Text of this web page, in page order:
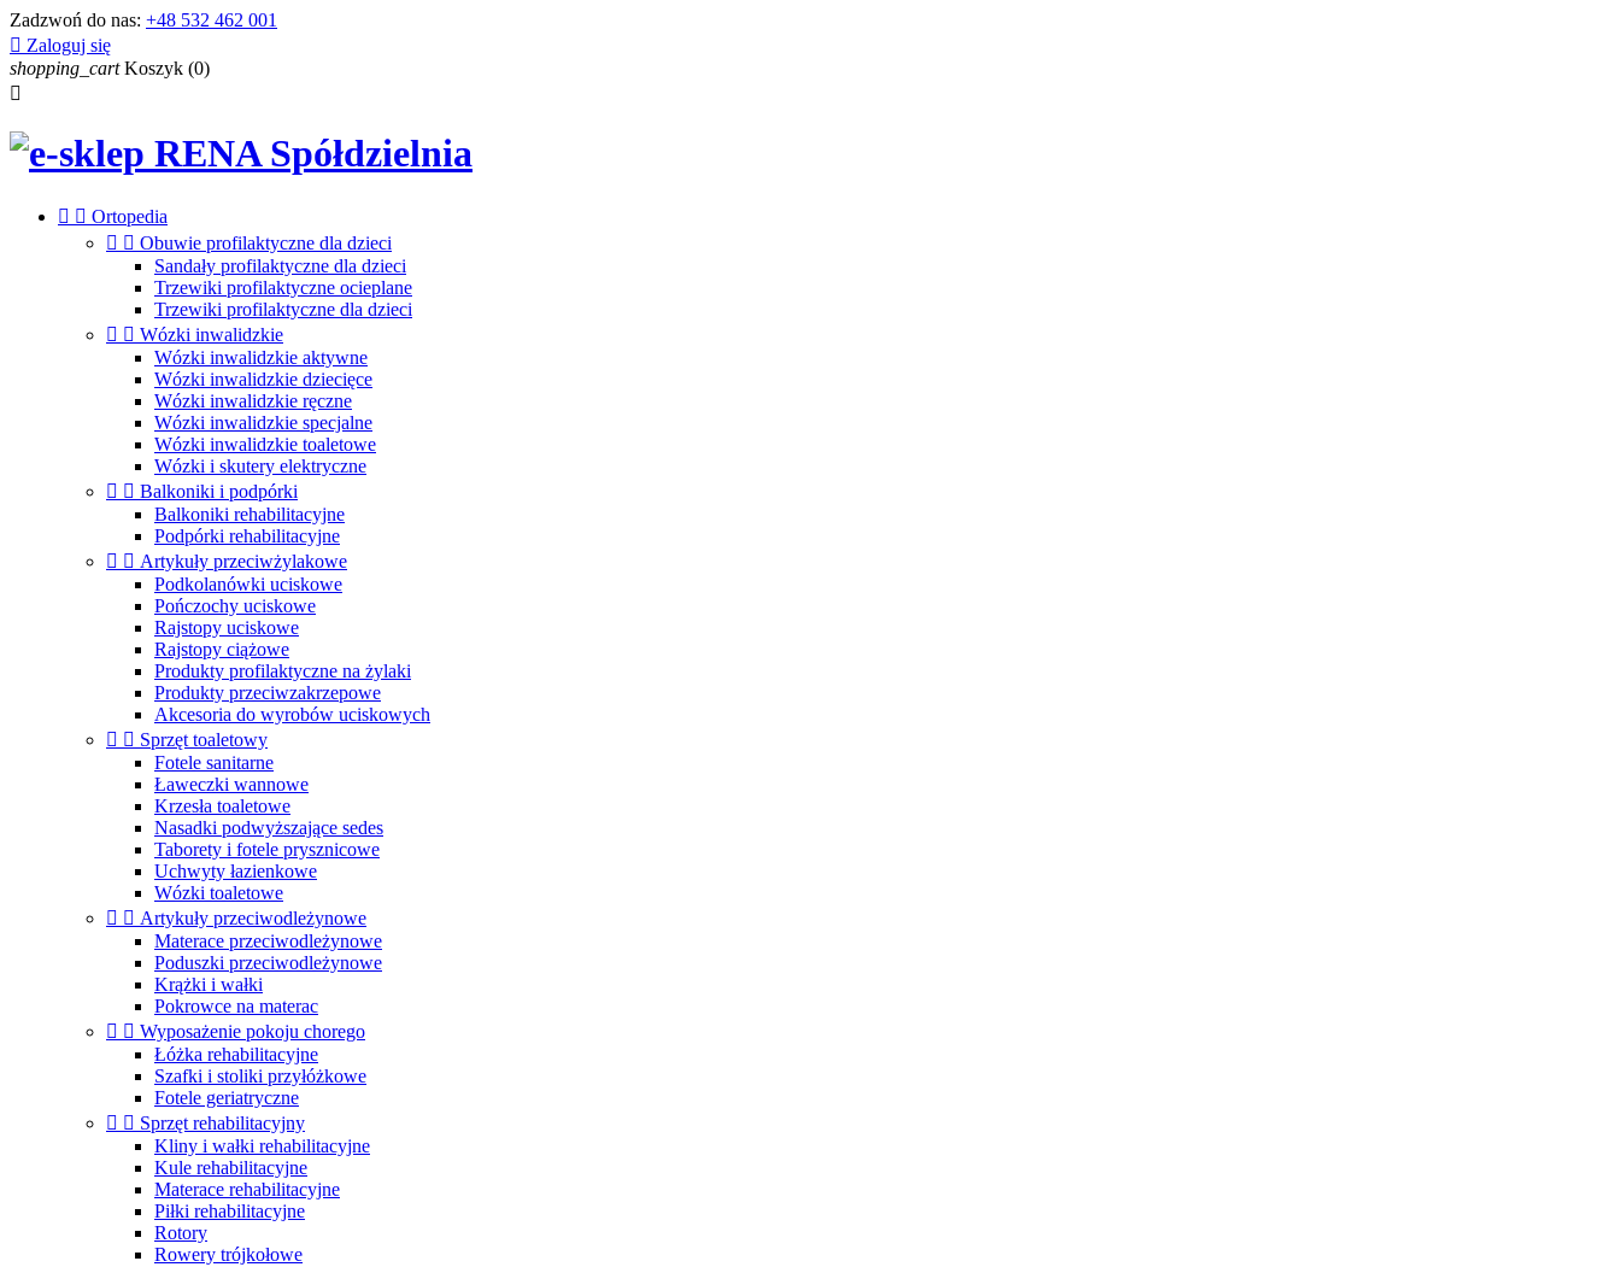
Zadzwoń do nas: +48 532 462 001
 Zaloguj się
shopping_cart Koszyk (0)

  Ortopedia
  Obuwie profilaktyczne dla dzieci
Sandały profilaktyczne dla dzieci
Trzewiki profilaktyczne ocieplane
Trzewiki profilaktyczne dla dzieci
  Wózki inwalidzkie
Wózki inwalidzkie aktywne
Wózki inwalidzkie dziecięce
Wózki inwalidzkie ręczne
Wózki inwalidzkie specjalne
Wózki inwalidzkie toaletowe
Wózki i skutery elektryczne
  Balkoniki i podpórki
Balkoniki rehabilitacyjne
Podpórki rehabilitacyjne
  Artykuły przeciwżylakowe
Podkolanówki uciskowe
Pończochy uciskowe
Rajstopy uciskowe
Rajstopy ciążowe
Produkty profilaktyczne na żylaki
Produkty przeciwzakrzepowe
Akcesoria do wyrobów uciskowych
  Sprzęt toaletowy
Fotele sanitarne
Ławeczki wannowe
Krzesła toaletowe
Nasadki podwyższające sedes
Taborety i fotele prysznicowe
Uchwyty łazienkowe
Wózki toaletowe
  Artykuły przeciwodleżynowe
Materace przeciwodleżynowe
Poduszki przeciwodleżynowe
Krążki i wałki
Pokrowce na materac
  Wyposażenie pokoju chorego
Łóżka rehabilitacyjne
Szafki i stoliki przyłóżkowe
Fotele geriatryczne
  Sprzęt rehabilitacyjny
Kliny i wałki rehabilitacyjne
Kule rehabilitacyjne
Materace rehabilitacyjne
Piłki rehabilitacyjne
Rotory
Rowery trójkołowe